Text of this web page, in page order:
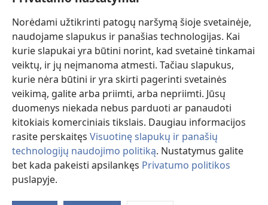
Norėdami užtikrinti patogų naršymą šioje svetainėje,
naudojame slapukus ir panašias technologijas. Kai
kurie slapukai yra būtini norint, kad svetainė tinkamai
veiktų, ir jų neįmanoma atmesti. Tačiau slapukus,
kurie nėra būtini ir yra skirti pagerinti svetainės
veikimą, galite arba priimti, arba nepriimti. Jūsų
duomenys niekada nebus parduoti ar panaudoti
kitokiais komerciniais tikslais. Daugiau informacijos
rasite perskaitęs Visuotinę slapukų ir panašių
technologijų naudojimo politiką. Nustatymus galite
bet kada pakeisti apsilankęs Privatumo politikos
puslapyje.
naujas
langas)Sargybos bokšto INTERNETINĖ BIBLIOTEKA
(atsiveria
naujas
langas)JW Hub ®
(atsiveria
naujas
langas)JW Library
Watchtower Library
Copyright© 2026 Watch Tower Bible and Tract Society of Pennsylvania.
NAUDOJIMOSI SVETAINE SĄLYGOS